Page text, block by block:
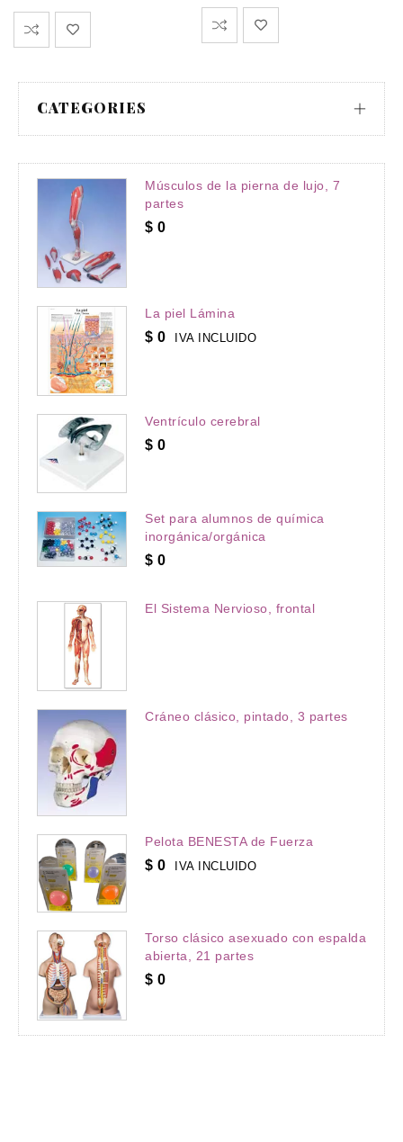
CATEGORIES
Músculos de la pierna de lujo, 7
partes
$ 0
La piel Lámina
$ 0 IVA INCLUIDO
Ventrículo cerebral
$ 0
Set para alumnos de química
inorgánica/orgánica
$ 0
El Sistema Nervioso, frontal
Cráneo clásico, pintado, 3 partes
Pelota BENESTA de Fuerza
$ 0 IVA INCLUIDO
Torso clásico asexuado con espalda
abierta, 21 partes
$ 0